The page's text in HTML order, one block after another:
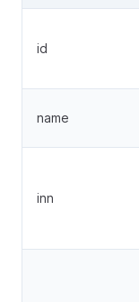
id
name
inn